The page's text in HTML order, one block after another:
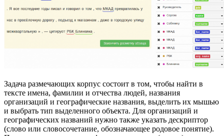
Задача размечающих корпус состоит в том, чтобы найти в
тексте имена, фамилии и отчества людей, названия
организаций и географические названия, выделить их мышью
и выбрать тип выделенного объекта. Для организаций и
географических названий нужно также указать дескриптор
(слово или словосочетание, обозначающее родовое понятие).